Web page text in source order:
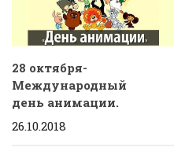
28 октября-
Международный
день анимации.
26.10.2018